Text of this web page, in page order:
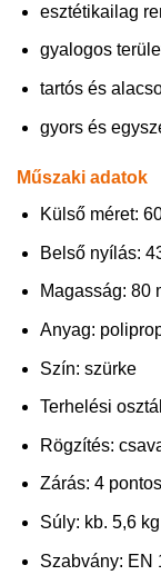
esztétikailag
gyalogos
tartós és
gyors és
Műszaki adatok
Külső méret:
Belső nyílás:
Magasság: 80
Anyag:
Szín: szürke
Terhelési
Rögzítés:
Zárás: 4
Súly: kb. 5,6 kg
Szabvány: EN